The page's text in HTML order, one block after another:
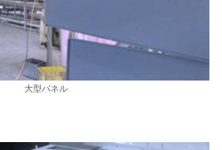
大型パネル